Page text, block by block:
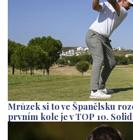
Mrůzek si to ve Španělsku
prvním kole je v TOP 10.